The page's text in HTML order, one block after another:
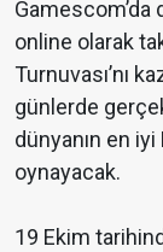
online olarak
Turnuvası’nı
günlerde
dünyanın en iyi
oynayacak.
19 Ekim